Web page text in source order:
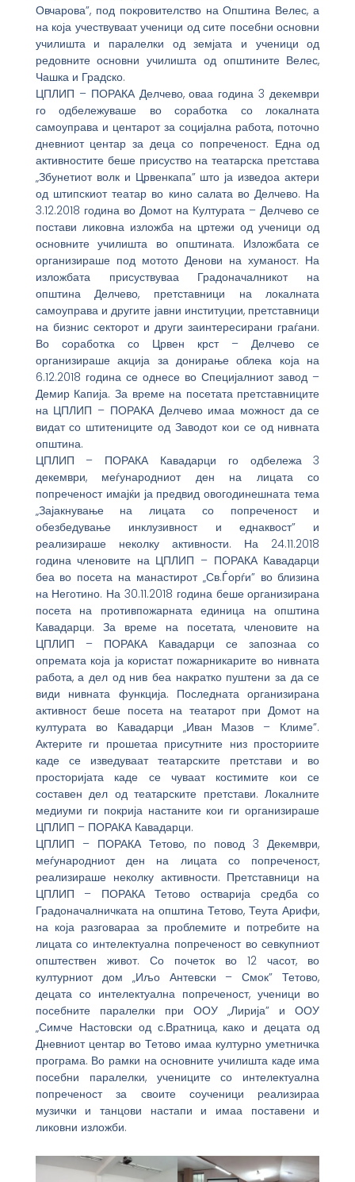
Овчарова”, под покровителство на Општина Велес, а
на која учествуваат ученици од сите посебни основни
училишта и паралелки од земјата и ученици од
редовните основни училишта од општините Велес,
Чашка и Градско.
ЦПЛИП – ПОРАКА Делчево, оваа година 3 декември
го одбележуваше во соработка со локалната
самоуправа и центарот за социјална работа, поточно
дневниот центар за деца со попреченост. Една од
активностите беше присуство на театарска претстава
„Збунетиот волк и Црвенкапа” што ја изведоа актери
од штипскиот театар во кино салата во Делчево. На
3.12.2018 година во Домот на Културата – Делчево се
постави ликовна изложба на цртежи од ученици од
основните училишта во општината. Изложбата се
организираше под мотото Денови на хуманост. На
изложбата присуствуваа Градоначалникот на
општина Делчево, претставници на локалната
самоуправа и другите јавни институции, претставници
на бизнис секторот и други заинтересирани граѓани.
Во соработка со Црвен крст – Делчево се
организираше акција за донирање облека која на
6.12.2018 година се однесе во Специјалниот завод –
Демир Капија. За време на посетата претставниците
на ЦПЛИП – ПОРАКА Делчево имаа можност да се
видат со штитениците од Заводот кои се од нивната
општина.
ЦПЛИП – ПОРАКА Кавадарци го одбележа 3
декември, меѓународниот ден на лицата со
попреченост имајќи ја предвид овогодинешната тема
„Зајакнување на лицата со попреченост и
обезбедување инклузивност и еднаквост” и
реализираше неколку активности. На 24.11.2018
година членовите на ЦПЛИП – ПОРАКА Кавадарци
беа во посета на манастирот „Св.Ѓорѓи” во близина
на Неготино. На 30.11.2018 година беше организирана
посета на противпожарната единица на општина
Кавадарци. За време на посетата, членовите на
ЦПЛИП – ПОРАКА Кавадарци се запознаа со
опремата која ја користат пожарникарите во нивната
работа, а дел од нив беа накратко пуштени за да се
види нивната функција. Последната организирана
активност беше посета на театарот при Домот на
културата во Кавадарци „Иван Мазов – Климе”.
Актерите ги прошетаа присутните низ просториите
каде се изведуваат театарските претстави и во
просторијата каде се чуваат костимите кои се
составен дел од театарските претстави. Локалните
медиуми ги покрија настаните кои ги организираше
ЦПЛИП – ПОРАКА Кавадарци.
ЦПЛИП – ПОРАКА Тетово, по повод 3 Декември,
меѓународниот ден на лицата со попреченост,
реализираше неколку активности. Претставници на
ЦПЛИП – ПОРАКА Тетово остварија средба со
Градоначалничката на општина Тетово, Теута Арифи,
на која разговараа за проблемите и потребите на
лицата со интелектуална попреченост во севкупниот
општествен живот. Со почеток во 12 часот, во
културниот дом „Иљо Антевски – Смок” Тетово,
децата со интелектуална попреченост, ученици во
посебните паралелки при ООУ „Лирија” и ООУ
„Симче Настовски од с.Вратница, како и децата од
Дневниот центар во Тетово имаа културно уметничка
програма. Во рамки на основните училишта каде има
посебни паралелки, учениците со интелектуална
попреченост за своите соученици реализираа
музички и танцови настапи и имаа поставени и
ликовни изложби.